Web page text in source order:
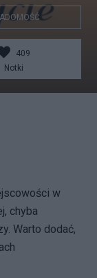
409
Notki
w
chyba
Warto dodać,